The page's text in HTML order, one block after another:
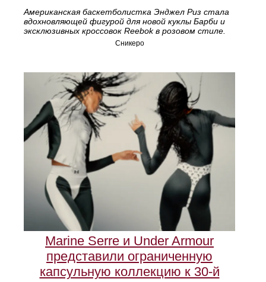
Американская баскетболистка Энджел Риз стала
вдохновляющей фигурой для новой куклы Барби и
эксклюзивных кроссовок Reebok в розовом стиле.
Сникеро
Marine Serre и Under Armour
представили ограниченную
капсульную коллекцию к 30‑й